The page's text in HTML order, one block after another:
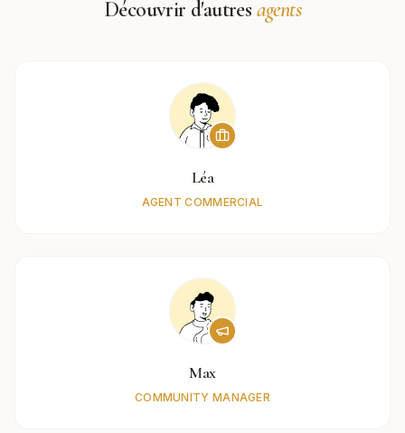
Découvrir d'autres agents
Léa
AGENT COMMERCIAL
Max
COMMUNITY MANAGER